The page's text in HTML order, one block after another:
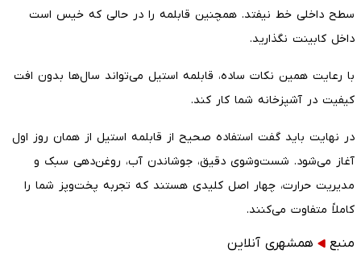
سطح داخلی خط نیفتد. همچنین قابلمه را در حالی که خیس است
داخل کابینت نگذارید.
با رعایت همین نکات ساده، قابلمه استیل می‌تواند سال‌ها بدون افت
کیفیت در آشپزخانه شما کار کند.
در نهایت باید گفت استفاده صحیح از قابلمه استیل از همان روز اول
آغاز می‌شود. شست‌وشوی دقیق، جوشاندن آب، روغن‌دهی سبک و
مدیریت حرارت، چهار اصل کلیدی هستند که تجربه پخت‌وپز شما را
کاملاً متفاوت می‌کنند.
منبع
همشهری آنلاین